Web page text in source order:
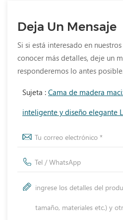
Deja Un Mensaje
Si si está interesado en
conocer más detalles, deje un
responderemos lo antes
Sujeta : Cama de madera
inteligente y diseño elegante